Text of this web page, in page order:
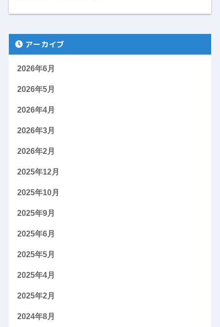
アーカイブ
2026年6月
2026年5月
2026年4月
2026年3月
2026年2月
2025年12月
2025年10月
2025年9月
2025年6月
2025年5月
2025年4月
2025年2月
2024年8月